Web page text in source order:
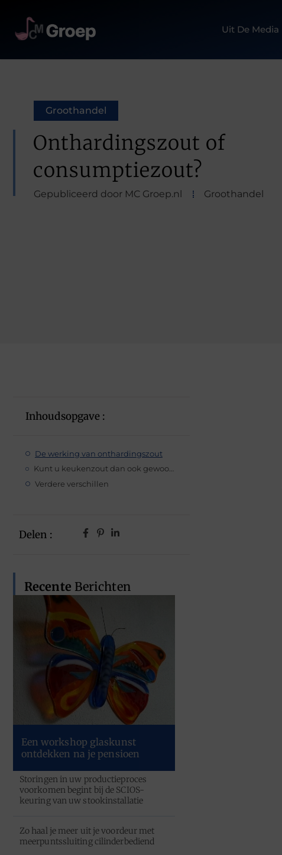
Uit De Media
Groothandel
Onthardingszout of
consumptiezout?
Gepubliceerd door MC Groep.nl Groothandel
Inhoudsopgave :
De werking van onthardingszout
Kunt u keukenzout dan ook gewoon gebruiken?
Verdere verschillen
Delen :
Recente Berichten
Een workshop glaskunst
ontdekken na je pensioen
Storingen in uw productieproces
voorkomen begint bij de SCIOS-
keuring van uw stookinstallatie
Zo haal je meer uit je voordeur met
meerpuntssluiting cilinderbediend